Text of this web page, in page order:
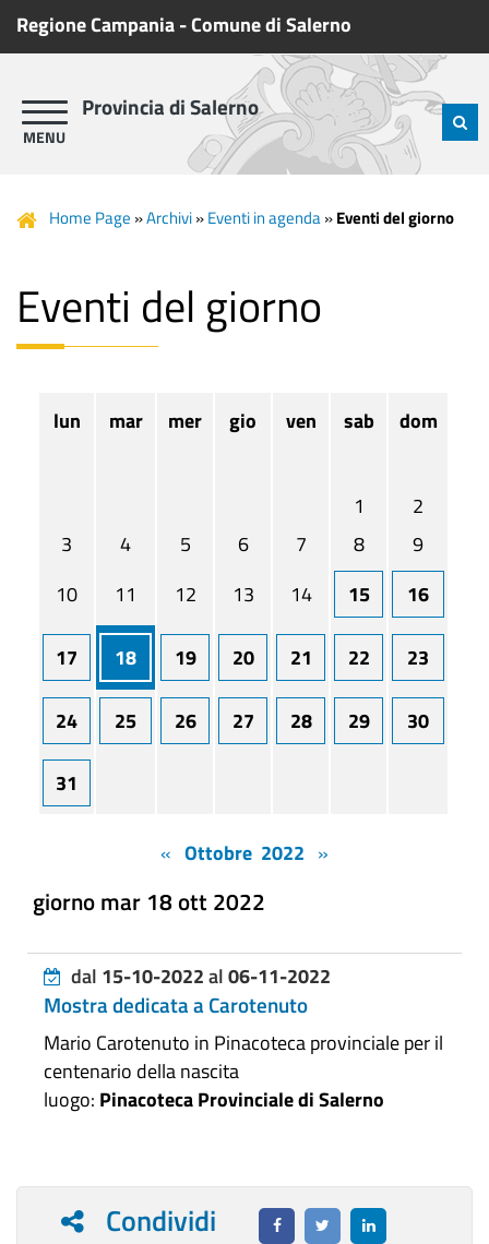
Regione Campania-Comune di Salerno
Provincia di Salerno
Home Page »Archivi»Eventi in agenda»Eventi del giorno
Eventi del giorno
lun mar mer gio ven sab dom
1
2
3
4 5 6 7 8
9
10
11 12 13 14 15 16
17 18 19 20 21 22 23
24 25 26 27 28 29 30
31
« Ottobre 2022 »
giorno mar 18 ott 2022
dal 15-10-2022al06-11-2022
Mostra dedicata a Carotenuto
Mario Carotenuto in Pinacoteca provinciale per il
centenario della nascita
luogo: Pinacoteca Provinciale di Salerno
Condividi